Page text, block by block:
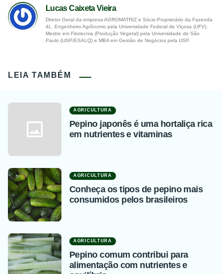
Lucas Caixeta Vieira
Diretor Geral da empresa AGROMATRIZ e Sócio-Proprietário da Fazenda
4L. Engenheiro Agrônomo pela Universidade Federal de Viçosa (UFV),
Mestre em Fitotecnia (Produção Vegetal) pela Universidade de São
Paulo (USP/ESALQ) e MBA em Gestão de Negócios pela USP.
LEIA TAMBÉM
AGRICULTURA
Pepino japonês é uma hortaliça rica
em nutrientes e vitaminas
AGRICULTURA
Conheça os tipos de pepino mais
consumidos pelos brasileiros
AGRICULTURA
Pepino comum contribui para
alimentação com nutrientes e